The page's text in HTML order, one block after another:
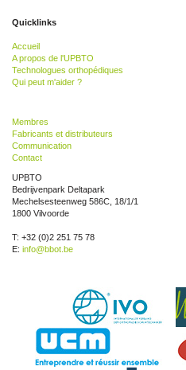
Quicklinks
Accueil
A propos de l'UPBTO
Technologues orthopédiques
Qui peut m'aider ?
Membres
Fabricants et distributeurs
Communication
Contact
UPBTO
Bedrijvenpark Deltapark
Mechelsesteenweg 586C, 18/1/1
1800 Vilvoorde
T: +32 (0)2 251 75 78
E: info@bbot.be